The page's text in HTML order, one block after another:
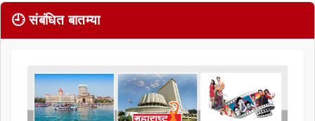
🕘 संबंधित बातम्या